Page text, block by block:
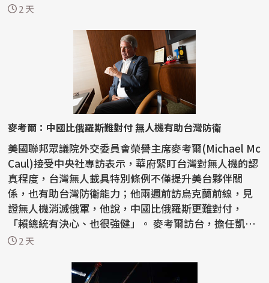
稀土...
2 天
麥考爾：中國比俄羅斯難對付 無人機有助台灣防衛
美國聯邦眾議院外交委員會榮譽主席麥考爾(Michael Mc
Caul)接受中央社專訪表示，華府緊盯台灣對無人機的認
真程度，台灣無人載具特別條例不僅提升美台夥伴關
係，也有助台灣防衛能力；他兩週前訪烏克蘭前線，見
證無人機消滅俄軍，他說，中國比俄羅斯更難對付，
「賴總統有決心、也很強健」。 麥考爾訪台，擔任凱達
格蘭論壇...
2 天